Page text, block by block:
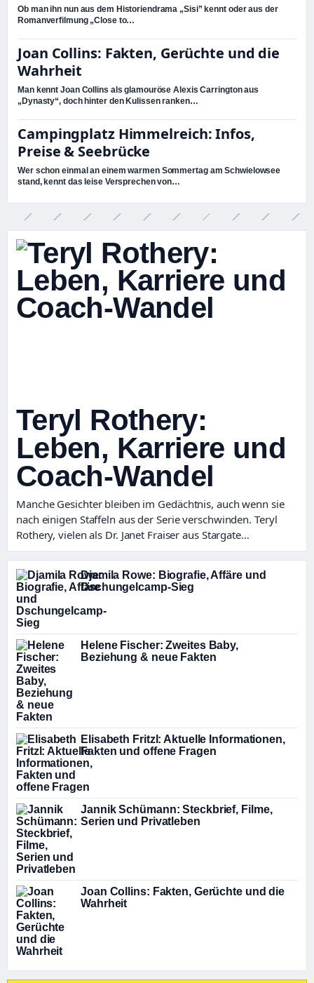
Ob man ihn nun aus dem Historiendrama „Sisi” kennt oder aus der
Romanverfilmung „Close to…
Joan Collins: Fakten, Gerüchte und die
Wahrheit
Man kennt Joan Collins als glamouröse Alexis Carrington aus
„Dynasty“, doch hinter den Kulissen ranken…
Campingplatz Himmelreich: Infos,
Preise & Seebrücke
Wer schon einmal an einem warmen Sommertag am Schwielowsee
stand, kennt das leise Versprechen von…
Teryl Rothery:
Leben, Karriere und
Coach-Wandel
Manche Gesichter bleiben im Gedächtnis, auch wenn sie
nach einigen Staffeln aus der Serie verschwinden. Teryl
Rothery, vielen als Dr. Janet Fraiser aus Stargate…
Djamila Rowe: Biografie, Affäre und
Dschungelcamp-Sieg
Helene Fischer: Zweites Baby,
Beziehung & neue Fakten
Elisabeth Fritzl: Aktuelle Informationen,
Fakten und offene Fragen
Jannik Schümann: Steckbrief, Filme,
Serien und Privatleben
Joan Collins: Fakten, Gerüchte und die
Wahrheit